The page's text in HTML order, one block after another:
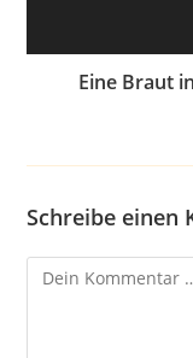
Eine Braut
Schreibe einen
Kommentar